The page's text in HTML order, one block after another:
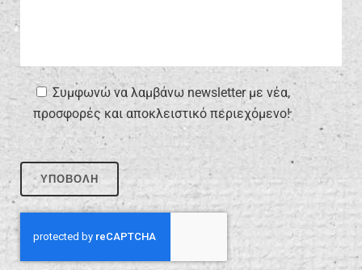
Συμφωνώ να λαμβάνω newsletter με νέα,
προσφορές και αποκλειστικό περιεχόμενο!